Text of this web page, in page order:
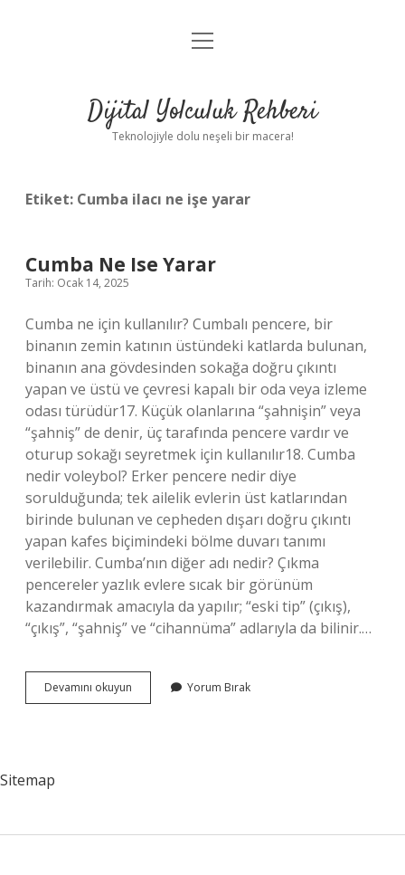
Anasayfa
Yasal Uyarı
menüyü
Dijital Yolculuk Rehberi
Teknolojiyle dolu neşeli bir macera!
Etiket: Cumba ilacı ne işe yarar
Cumba Ne Ise Yarar
Tarih: Ocak 14, 2025
Cumba ne için kullanılır? Cumbalı pencere, bir
binanın zemin katının üstündeki katlarda bulunan,
binanın ana gövdesinden sokağa doğru çıkıntı
yapan ve üstü ve çevresi kapalı bir oda veya izleme
odası türüdür17. Küçük olanlarına “şahnişin” veya
“şahniş” de denir, üç tarafında pencere vardır ve
oturup sokağı seyretmek için kullanılır18. Cumba
nedir voleybol? Erker pencere nedir diye
sorulduğunda; tek ailelik evlerin üst katlarından
birinde bulunan ve cepheden dışarı doğru çıkıntı
yapan kafes biçimindeki bölme duvarı tanımı
verilebilir. Cumba’nın diğer adı nedir? Çıkma
pencereler yazlık evlere sıcak bir görünüm
kazandırmak amacıyla da yapılır; “eski tip” (çıkış),
“çıkış”, “şahniş” ve “cihannüma” adlarıyla da bilinir.…
Devamını okuyun
Ne
Yorum Bırak
Sitemap